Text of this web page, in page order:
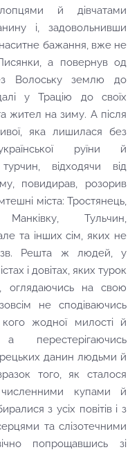
й дівчатами
і, задовольнивши
бажання, вже не
а повернув од
Волоську землю до
у Трацію до своїх
жител на зиму. А після
яка лишилася без
руїни й
турчин, відходячи від
повидирав, розорив
міста: Тростянець,
Тульчин,
та інших сім, яких не
Решта ж людей, у
і довітах, яких турок
оглядаючись на свою
не сподіваючись
кого жодної милості й
перестерігаючись
данин людьми й
того, як сталося
численними купами й
з усіх повітів і з
та слізотечними
попрощавшись зі